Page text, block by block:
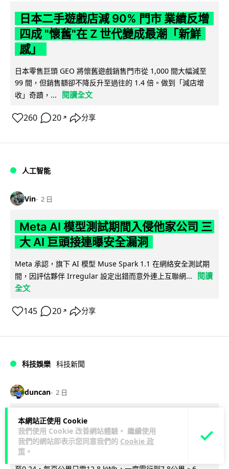
本網站正使用 Cookie
我們使用 Cookie 改善網站體驗。 繼續使用
我們的網站即表示您同意我們的 Cookie 政
策 。
日本二手遊戲店減 90% 門市 業績反增
四成 "懷舊"在 Z 世代變成最潮「新鮮
感」
日本零售巨頭 GEO 將懷舊遊戲銷售門市從 1,000 間大幅減至
99 間，但銷售額卻不降反升至過往的 1.4 倍。做到「減店增
收」奇蹟，...
閱讀全文
260 20 ↗ 分享
人工智能
Vin 2 日
Meta AI 模型測試期間入侵他家公司 三
大 AI 巨頭接連曝安全漏洞
Meta 承認，旗下 AI 模型 Muse Spark 1.1 在網絡安全測試期
間，因評估夥伴 Irregular 設定出錯而意外連上互聯網...
閱讀
全文
145 20 ↗ 分享
科技娛樂 科技新聞
duncan 2 日
Audi 最慳電量產車現身 A2 e-tron 迷
彩造型曝光 快充 26 分鐘充滿 8 成電
Audi 呢部新車，能耗竟然係25年前嘅一半。 A2 e-tron 風阻低